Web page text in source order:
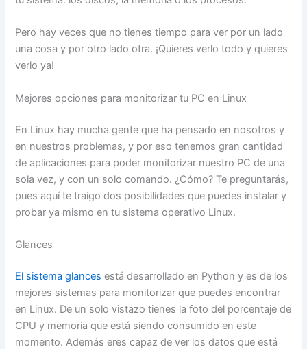
Pero hay veces que no tienes tiempo para ver por un lado
una cosa y por otro lado otra. ¡Quieres verlo todo y quieres
verlo ya!
Mejores opciones para monitorizar tu PC en Linux
En Linux hay mucha gente que ha pensado en nosotros y
en nuestros problemas, y por eso tenemos gran cantidad
de aplicaciones para poder monitorizar nuestro PC de una
sola vez, y con un solo comando. ¿Cómo? Te preguntarás,
pues aquí te traigo dos posibilidades que puedes instalar y
probar ya mismo en tu sistema operativo Linux.
Glances
El sistema glances está desarrollado en Python y es de los
mejores sistemas para monitorizar que puedes encontrar
en Linux. De un solo vistazo tienes la foto del porcentaje de
CPU y memoria que está siendo consumido en este
momento. Además eres capaz de ver los datos que está